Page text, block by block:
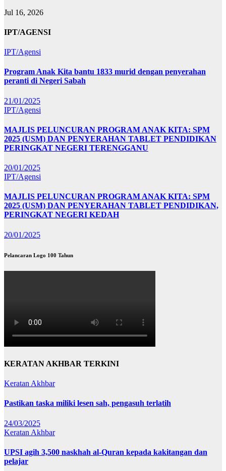
Jul 16, 2026
IPT/AGENSI
IPT/Agensi
Program Anak Kita bantu 1833 murid dengan penyerahan
peranti di Negeri Sabah
21/01/2025
IPT/Agensi
MAJLIS PELUNCURAN PROGRAM ANAK KITA: SPM
2025 (USM) DAN PENYERAHAN TABLET PENDIDIKAN
PERINGKAT NEGERI TERENGGANU
20/01/2025
IPT/Agensi
MAJLIS PELUNCURAN PROGRAM ANAK KITA: SPM
2025 (USM) DAN PENYERAHAN TABLET PENDIDIKAN,
PERINGKAT NEGERI KEDAH
20/01/2025
Pelancaran Logo 100 Tahun
KERATAN AKHBAR TERKINI
Keratan Akhbar
Pastikan taska miliki lesen sah, pengasuh terlatih
24/03/2025
Keratan Akhbar
UPSI agih 3,500 naskhah al-Quran kepada kakitangan dan
pelajar